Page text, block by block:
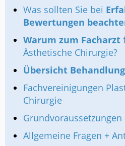
Was sollten Sie bei
Bewertungen
Warum zum Facharzt
Ästhetische Chirurgie?
Übersicht
Fachvereinigungen
Chirurgie
Allgemeine Fragen +